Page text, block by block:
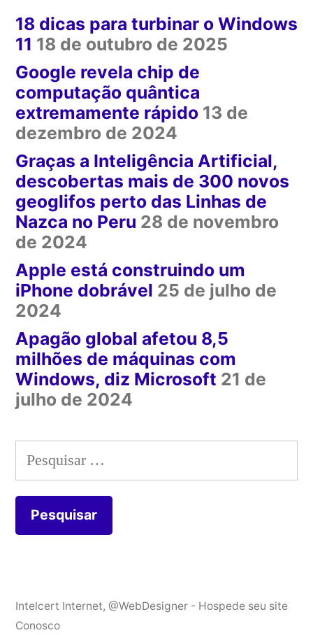
18 dicas para turbinar o Windows
11 18 de outubro de 2025
Google revela chip de
computação quântica
extremamente rápido 13 de
dezembro de 2024
Graças a Inteligência Artificial,
descobertas mais de 300 novos
geoglifos perto das Linhas de
Nazca no Peru 28 de novembro
de 2024
Apple está construindo um
iPhone dobrável 25 de julho de
2024
Apagão global afetou 8,5
milhões de máquinas com
Windows, diz Microsoft 21 de
julho de 2024
Pesquisar
por:
Intelcert Internet, @WebDesigner - Hospede seu site
Conosco